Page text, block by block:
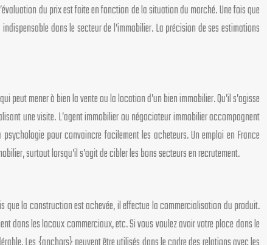
du prix est faite en fonction de la situation du marché. Une fois que
dans le secteur de l’immobilier. La précision de ses estimations
peut mener à bien la vente ou la location d’un bien immobilier. Qu’il s’agisse
une visite. L’agent immobilier ou négociateur immobilier accompagnent
pour convaincre facilement les acheteurs. Un emploi en France
surtout lorsqu’il s’agit de cibler les bons secteurs en recrutement.
que la construction est achevée, il effectue la commercialisation du produit.
dans les locaux commerciaux, etc. Si vous voulez avoir votre place dans le